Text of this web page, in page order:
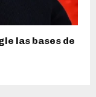
las bases de